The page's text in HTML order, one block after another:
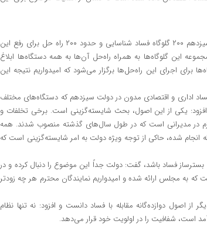
رئیس دفتر بازرسی ویژه رئیس‌جمهور با اشاره به اینکه از ابتدای دولت سیزدهم ۲۰۰ گلوگاه فساد شناسایی و حدود ۲۰۰ راه حل برای رفع این
این گلوگاه‌ها به همراه راه‌حل آن‌ها به همه دستگاه‌ها ابلاغ
اجرای این راه‌حل‌ها برگزار می‌شود که امیدواریم نتیجه این
فساد اداری و اقتصادی مدون در دولت سیزدهم که دستگاه‌های مختلف
یکی از این اصول، بحث شایسته‌گزینی است. برخی تخلفات و
در مدیرانی است که در طول سال‌های گذشته منصوب شدند. همه
انجام شده، حاکی از توجه ویژه دولت به امر شایسته‌گزینی است که
فساد باشد، گفت: دولت جداً این موضوع را دنبال کرده و در
به مجلس ارائه شده و امیدواریم نمایندگان محترم هر چه زودتر
از اصول دوازده‌گانه مقابله با فساد دانست و افزود: نه تنها نظام
است، شفافیت را در اولویت خود قرار می‌دهد.